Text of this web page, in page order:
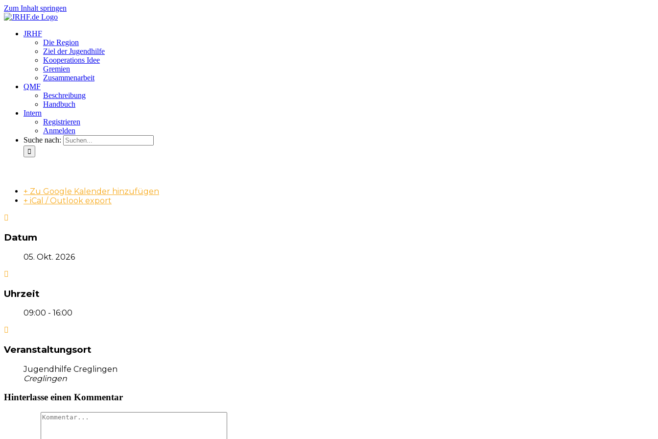
Zum Inhalt springen
JRHF
Die Region
Ziel der Jugendhilfe
Kooperations Idee
Gremien
Zusammenarbeit
QMF
Beschreibung
Handbuch
Intern
Registrieren
Anmelden
Suche nach:
+ Zu Google Kalender hinzufügen
+ iCal / Outlook export
Datum
05. Okt. 2026
Uhrzeit
09:00 - 16:00
Veranstaltungsort
Jugendhilfe Creglingen
Creglingen
Hinterlasse einen Kommentar